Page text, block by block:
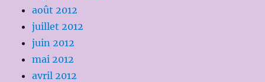
août 2012
juillet 2012
juin 2012
mai 2012
avril 2012